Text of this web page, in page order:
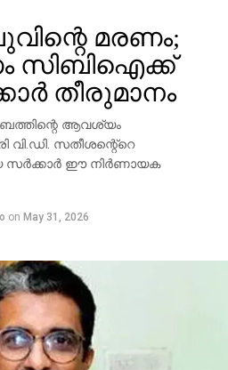
മരണം;
സിബിഐക്ക്
തീരുമാനം
ആവശ്യം
വി.ഡി. സതീശന്റെ്‌റെ
സര്‍ക്കാര്‍ ഈ നിര്‍ണായക
on May 31, 2026